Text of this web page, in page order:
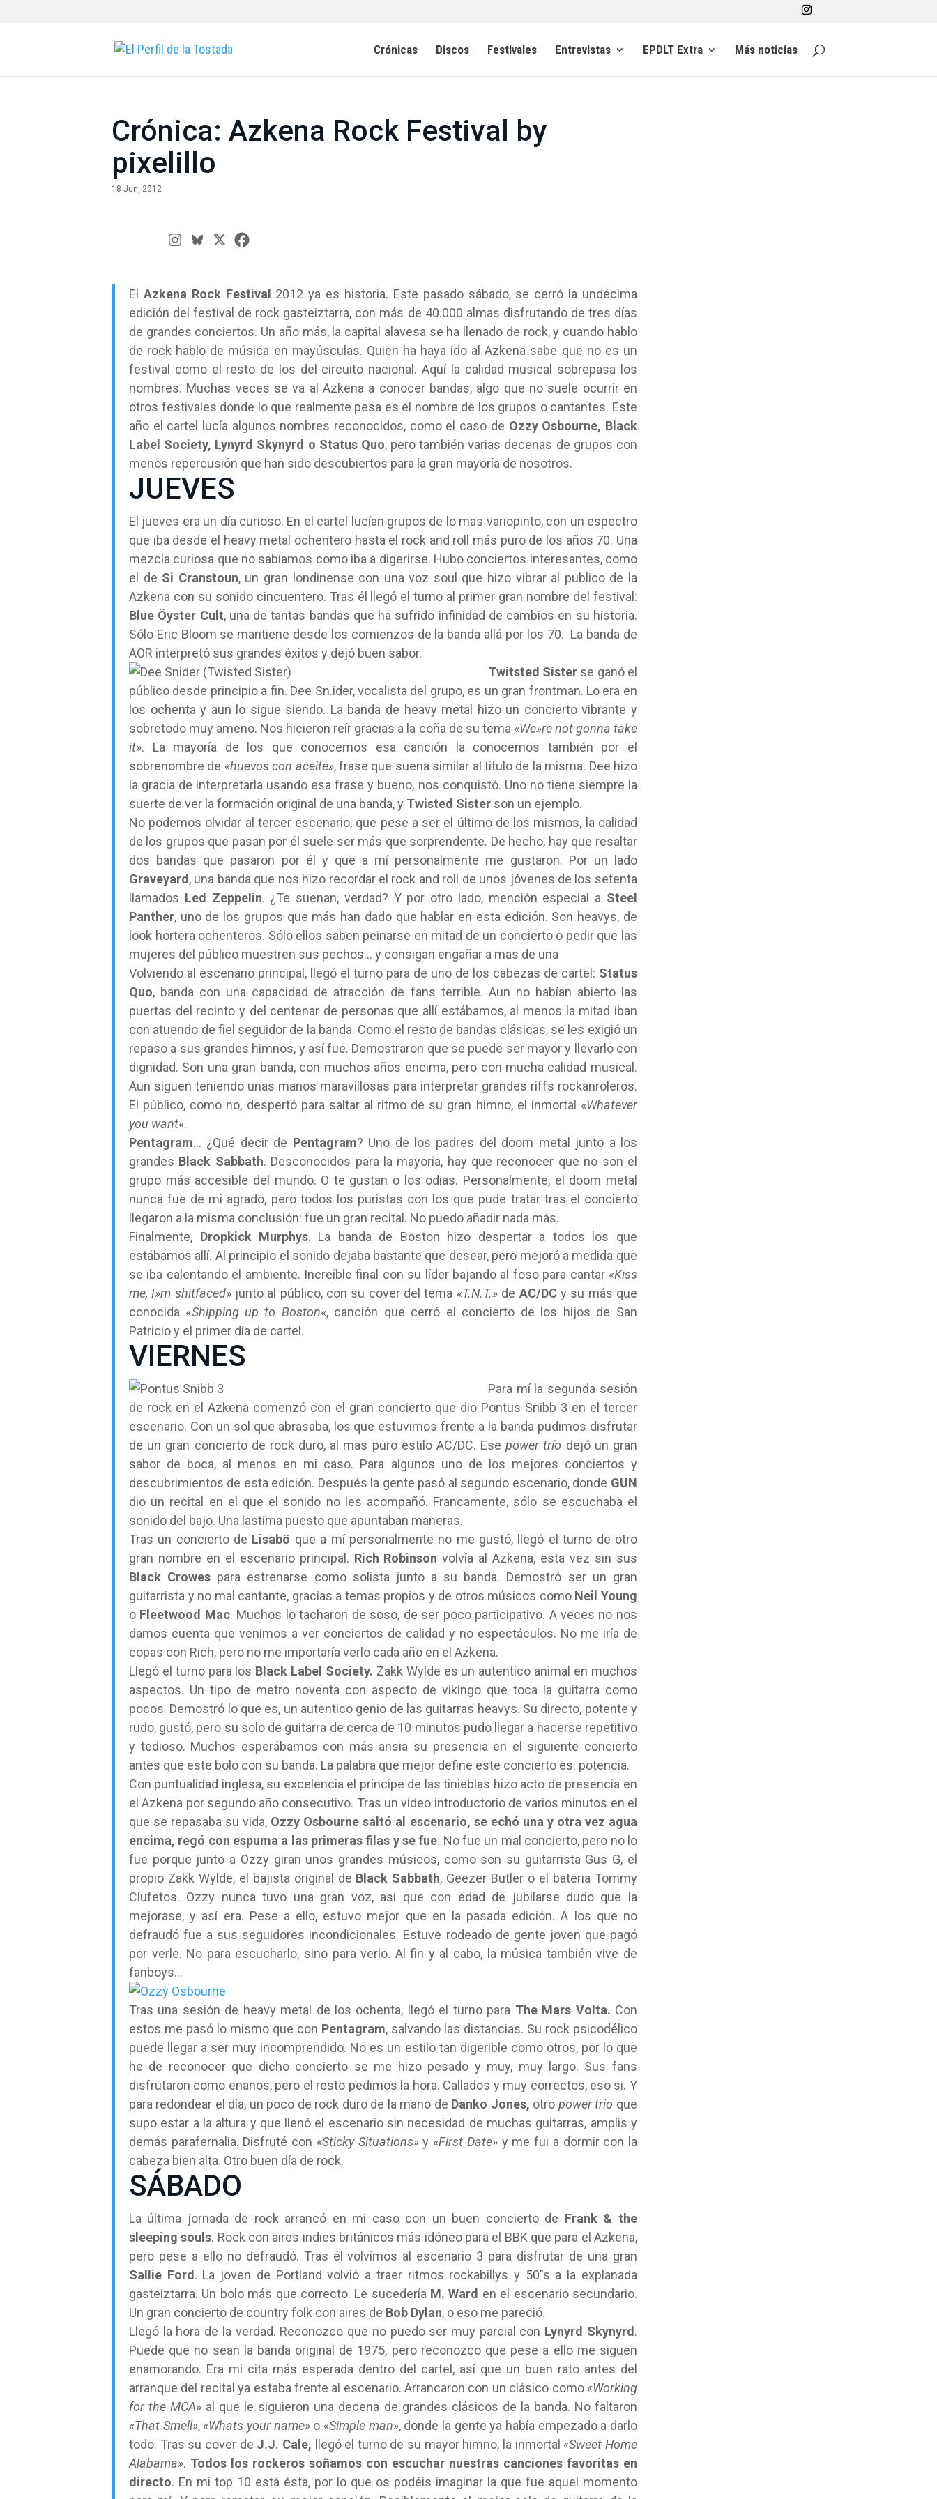
Crónicas Discos Festivales Entrevistas EPDLT Extra Más noticias
Crónica: Azkena Rock Festival by
pixelillo
18 Jun, 2012
El Azkena Rock Festival
2012 ya es historia. Este pasado sábado, se cerró la undécima
edición del festival de rock gasteiztarra, con más de 40.000 almas disfrutando de tres días
de grandes conciertos. Un año más, la capital alavesa se ha llenado de rock, y cuando hablo
de rock hablo de música en mayúsculas. Quien ha haya ido al Azkena sabe que no es un
festival como el resto de los del circuito nacional. Aquí la calidad musical sobrepasa los
nombres. Muchas veces se va al Azkena a conocer bandas, algo que no suele ocurrir en
otros festivales donde lo que realmente pesa es el nombre de los grupos o cantantes. Este
año el cartel lucía algunos nombres reconocidos, como el caso de Ozzy Osbourne, Black
Label Society, Lynyrd Skynyrd o Status Quo, pero también varias decenas de grupos con
menos repercusión que han sido descubiertos para la gran mayoría de nosotros.
JUEVES
El jueves era un día curioso. En el cartel lucían grupos de lo mas variopinto, con un espectro
que iba desde el heavy metal ochentero hasta el rock and roll más puro de los años 70. Una
mezcla curiosa que no sabíamos como iba a digerirse. Hubo conciertos interesantes, como
el de Si Cranstoun, un gran londinense con una voz soul que hizo vibrar al publico de la
Azkena con su sonido cincuentero. Tras él llegó el turno al primer gran nombre del festival:
Blue Öyster Cult, una de tantas bandas que ha sufrido infinidad de cambios en su historia.
Sólo Eric Bloom se mantiene desde los comienzos de la banda allá por los 70. La banda de
AOR interpretó sus grandes éxitos y dejó buen sabor.
Twitsted Sister se ganó el
público desde principio a fin. Dee Sn.ider, vocalista del grupo, es un gran frontman. Lo era en
los ochenta y aun lo sigue siendo. La banda de heavy metal hizo un concierto vibrante y
sobretodo muy ameno. Nos hicieron reír gracias a la coña de su tema «We»re not gonna take
it». La mayoría de los que conocemos esa canción la conocemos también por el
sobrenombre de «huevos con aceite», frase que suena similar al titulo de la misma. Dee hizo
la gracia de interpretarla usando esa frase y bueno, nos conquistó. Uno no tiene siempre la
suerte de ver la formación original de una banda, y Twisted Sister son un ejemplo.
No podemos olvidar al tercer escenario, que pese a ser el último de los mismos, la calidad
de los grupos que pasan por él suele ser más que sorprendente. De hecho, hay que resaltar
dos bandas que pasaron por él y que a mí personalmente me gustaron. Por un lado
Graveyard , una banda que nos hizo recordar el rock and roll de unos jóvenes de los setenta
llamados Led Zeppelin. ¿Te suenan, verdad? Y por otro lado, mención especial a Steel
Panther, uno de los grupos que más han dado que hablar en esta edición. Son heavys, de
look hortera ochenteros. Sólo ellos saben peinarse en mitad de un concierto o pedir que las
mujeres del público muestren sus pechos… y consigan engañar a mas de una
Volviendo al escenario principal, llegó el turno para de uno de los cabezas de cartel: Status
Quo, banda con una capacidad de atracción de fans terrible. Aun no habían abierto las
puertas del recinto y del centenar de personas que allí estábamos, al menos la mitad iban
con atuendo de fiel seguidor de la banda. Como el resto de bandas clásicas, se les exigió un
repaso a sus grandes himnos, y así fue. Demostraron que se puede ser mayor y llevarlo con
dignidad. Son una gran banda, con muchos años encima, pero con mucha calidad musical.
Aun siguen teniendo unas manos maravillosas para interpretar grandes riffs rockanroleros.
El público, como no, despertó para saltar al ritmo de su gran himno, el inmortal «Whatever
you want«.
Pentagram… ¿Qué decir de Pentagram? Uno de los padres del doom metal junto a los
grandes Black Sabbath. Desconocidos para la mayoría, hay que reconocer que no son el
grupo más accesible del mundo. O te gustan o los odias. Personalmente, el doom metal
nunca fue de mi agrado, pero todos los puristas con los que pude tratar tras el concierto
llegaron a la misma conclusión: fue un gran recital. No puedo añadir nada más.
Finalmente, Dropkick Murphys. La banda de Boston hizo despertar a todos los que
estábamos allí. Al principio el sonido dejaba bastante que desear, pero mejoró a medida que
se iba calentando el ambiente. Increíble final con su líder bajando al foso para cantar«Kiss
me, I»m shitfaced» junto al público, con su cover del tema «T.N.T.»de AC/DCy su más que
conocida «Shipping up to Boston«, canción que cerró el concierto de los hijos de San
Patricio y el primer día de cartel.
VIERNES
Para mí la segunda sesión
de rock en el Azkena comenzó con el gran concierto que dio Pontus Snibb 3 en el tercer
escenario. Con un sol que abrasaba, los que estuvimos frente a la banda pudimos disfrutar
de un gran concierto de rock duro, al mas puro estilo AC/DC. Esepower trío dejó un gran
sabor de boca, al menos en mi caso. Para algunos uno de los mejores conciertos y
descubrimientos de esta edición. Después la gente pasó al segundo escenario, donde GUN
dio un recital en el que el sonido no les acompañó. Francamente, sólo se escuchaba el
sonido del bajo. Una lastima puesto que apuntaban maneras.
Tras un concierto de Lisabö que a mí personalmente no me gustó, llegó el turno de otro
gran nombre en el escenario principal. Rich Robinson volvía al Azkena, esta vez sin sus
Black Crowes para estrenarse como solista junto a su banda. Demostró ser un gran
guitarrista y no mal cantante, gracias a temas propios y de otros músicos como Neil Young
o Fleetwood Mac. Muchos lo tacharon de soso, de ser poco participativo. A veces no nos
damos cuenta que venimos a ver conciertos de calidad y no espectáculos. No me iría de
copas con Rich, pero no me importaría verlo cada año en el Azkena.
Llegó el turno para los Black Label Society. Zakk Wylde es un autentico animal en muchos
aspectos. Un tipo de metro noventa con aspecto de vikingo que toca la guitarra como
pocos. Demostró lo que es, un autentico genio de las guitarras heavys. Su directo, potente y
rudo, gustó, pero su solo de guitarra de cerca de 10 minutos pudo llegar a hacerse repetitivo
y tedioso. Muchos esperábamos con más ansia su presencia en el siguiente concierto
antes que este bolo con su banda. La palabra que mejor define este concierto es: potencia.
Con puntualidad inglesa, su excelencia el príncipe de las tinieblas hizo acto de presencia en
el Azkena por segundo año consecutivo. Tras un vídeo introductorio de varios minutos en el
que se repasaba su vida, Ozzy Osbourne saltó al escenario, se echó una y otra vez agua
encima, regó con espuma a las primeras filas y se fue. No fue un mal concierto, pero no lo
fue porque junto a Ozzy giran unos grandes músicos, como son su guitarrista Gus G, el
propio Zakk Wylde, el bajista original de Black Sabbath, Geezer Butler o el bateria Tommy
Clufetos. Ozzy nunca tuvo una gran voz, así que con edad de jubilarse dudo que la
mejorase, y así era. Pese a ello, estuvo mejor que en la pasada edición. A los que no
defraudó fue a sus seguidores incondicionales. Estuve rodeado de gente joven que pagó
por verle. No para escucharlo, sino para verlo. Al fin y al cabo, la música también vive de
fanboys…
Tras una sesión de heavy metal de los ochenta, llegó el turno para The Mars Volta. Con
estos me pasó lo mismo que con Pentagram, salvando las distancias. Su rock psicodélico
puede llegar a ser muy incomprendido. No es un estilo tan digerible como otros, por lo que
he de reconocer que dicho concierto se me hizo pesado y muy, muy largo. Sus fans
disfrutaron como enanos, pero el resto pedimos la hora. Callados y muy correctos, eso si. Y
para redondear el día, un poco de rock duro de la mano de Danko Jones, otro power trio que
supo estar a la altura y que llenó el escenario sin necesidad de muchas guitarras, amplis y
demás parafernalia. Disfruté con «Sticky Situations»y «First Date» y me fui a dormir con la
cabeza bien alta. Otro buen día de rock.
SÁBADO
La última jornada de rock arrancó en mi caso con un buen concierto de Frank & the
sleeping souls. Rock con aires indies británicos más idóneo para el BBK que para el Azkena,
pero pese a ello no defraudó. Tras él volvimos al escenario 3 para disfrutar de una gran
Sallie Ford . La joven de Portland volvió a traer ritmos rockabillys y 50″s a la explanada
gasteiztarra. Un bolo más que correcto. Le sucedería M. Ward en el escenario secundario.
Un gran concierto de country folk con aires de Bob Dylan, o eso me pareció.
Llegó la hora de la verdad. Reconozco que no puedo ser muy parcial con Lynyrd Skynyrd .
Puede que no sean la banda original de 1975, pero reconozco que pese a ello me siguen
enamorando. Era mi cita más esperada dentro del cartel, así que un buen rato antes del
arranque del recital ya estaba frente al escenario. Arrancaron con un clásico como «Working
for the MCA» al que le siguieron una decena de grandes clásicos de la banda. No faltaron
«That Smell», «Whats your name»o «Simple man», donde la gente ya había empezado a darlo
todo. Tras su cover de J.J. Cale, llegó el turno de su mayor himno, la inmortal «Sweet Home
Alabama». Todos los rockeros soñamos con escuchar nuestras canciones favoritas en
directo. En mi top 10 está ésta, por lo que os podéis imaginar la que fue aquel momento